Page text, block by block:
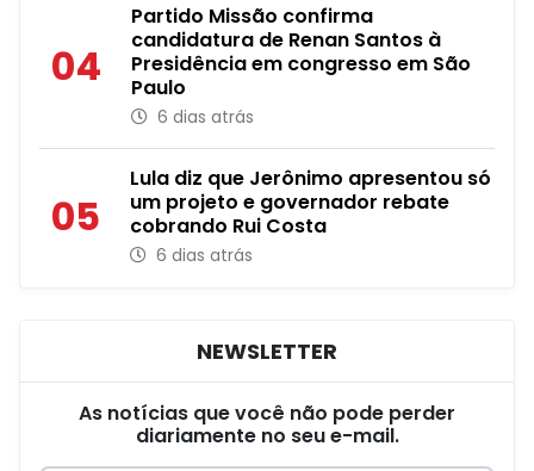
04
Partido Missão confirma
candidatura de Renan Santos à
Presidência em congresso em São
Paulo
6 dias atrás
05
Lula diz que Jerônimo apresentou só
um projeto e governador rebate
cobrando Rui Costa
6 dias atrás
NEWSLETTER
As notícias que você não pode perder
diariamente no seu e-mail.